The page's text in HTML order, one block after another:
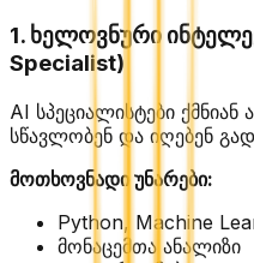
1. ხელოვნური
Specialist)
AI სპეციალისტები
სწავლობენ და იღებენ
მოთხოვნადი უნარები:
Python, Machine
მონაცემთა ანალიზი